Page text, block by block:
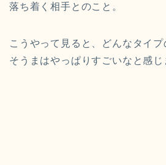
落ち着く相手とのこと。
こうやって見ると、どんなタイ
そうまはやっぱりすごいなと感じ